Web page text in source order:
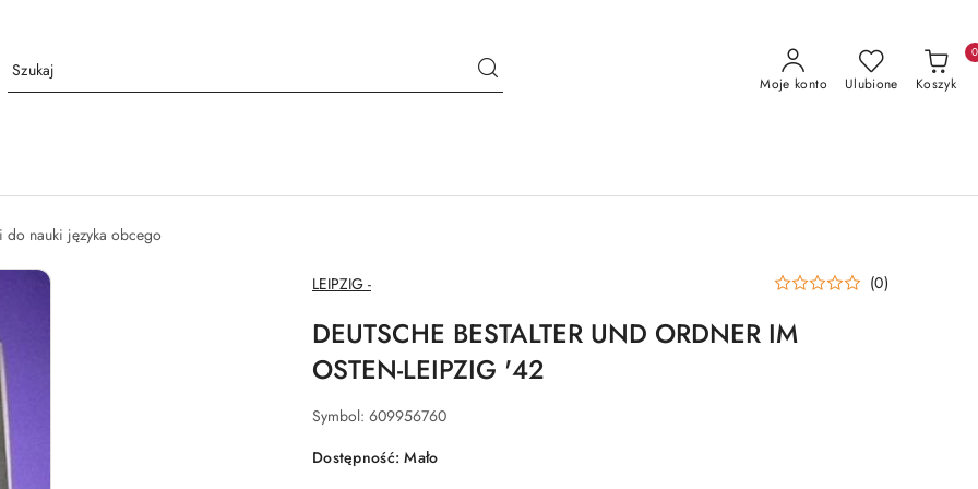
Moje konto Ulubione Koszyk
0
do nauki języka obcego
NAZWA
PRODUCENTA:
LEIPZIG - (0)
DEUTSCHE BESTALTER UND ORDNER IM
OSTEN-LEIPZIG '42
Symbol: 609956760
Dostępność:Mało